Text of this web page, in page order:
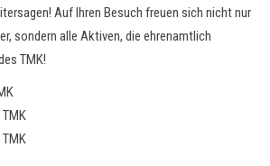
Auf Ihren Besuch freuen sich nicht nur
sondern alle Aktiven, die ehrenamtlich
TMK!